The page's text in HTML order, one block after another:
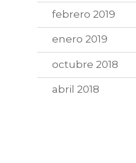
febrero 2019
enero 2019
octubre 2018
abril 2018